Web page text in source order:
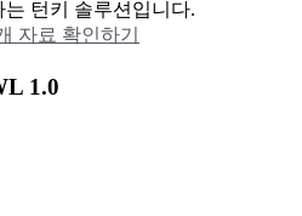
턴키 솔루션입니다.
자료 확인하기
1.0